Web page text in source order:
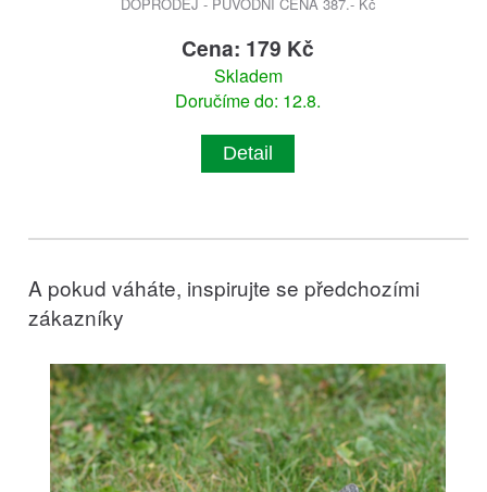
Cena: 179 Kč
Skladem
Doručíme do: 12.8.
Detail
A pokud váháte, inspirujte se předchozími
zákazníky